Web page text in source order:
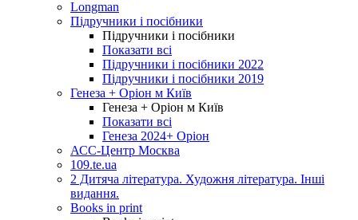
Longman
Підручники і посібники
Підручники і посібники
Показати всі
Підручники і посібники 2022
Підручники і посібники 2019
Генеза + Оріон м Київ
Генеза + Оріон м Київ
Показати всі
Генеза 2024+ Оріон
АСС-Центр Москва
109.te.ua
2 Дитяча література. Художня література. Інші
видання.
Books in print